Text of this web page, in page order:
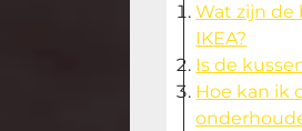
Wat zijn de
IKEA?
Is de
Hoe kan ik